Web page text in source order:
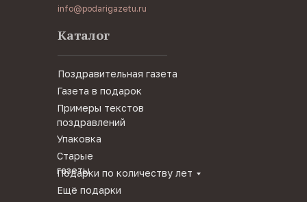
info@podarigazetu.ru
Каталог
Поздравительная газета
Газета в подарок
Упаковка
Примеры текстов
поздравлений
Старые
газеты
Ещё подарки
Подарки по количеству лет